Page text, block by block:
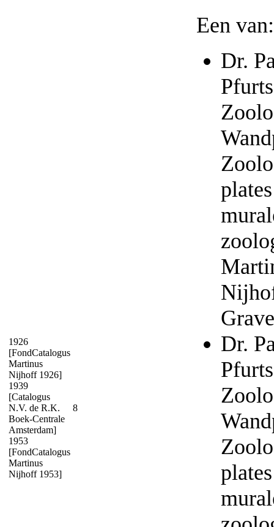
1926
[FondCatalogus
Martinus
Nijhoff 1926]
1939
[Catalogus
N.V. de R.K.
Boek-Centrale
Amsterdam]
1953
[FondCatalogus
Martinus
Nijhoff 1953]
8
Een van:
Dr.
Dr.